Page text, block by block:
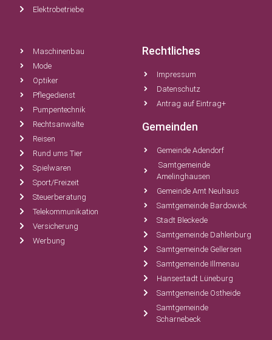
Elektrobetriebe
Maschinenbau
Mode
Optiker
Pflegedienst
Pumpentechnik
Rechtsanwälte
Reisen
Rund ums Tier
Spielwaren
Sport/Freizeit
Steuerberatung
Telekommunikation
Versicherung
Werbung
Rechtliches
Impressum
Datenschutz
Antrag auf Eintrag+
Gemeinden
Gemeinde Adendorf
Samtgemeinde
Amelinghausen
Gemeinde Amt Neuhaus
Samtgemeinde Bardowick
Stadt Bleckede
Samtgemeinde Dahlenburg
Samtgemeinde Gellersen
Samtgemeinde Illmenau
Hansestadt Lüneburg
Samtgemeinde Ostheide
Samtgemeinde
Scharnebeck